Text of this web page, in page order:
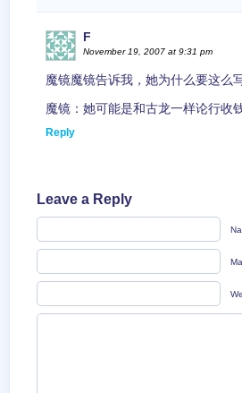
F
November 19, 2007 at 9:31 pm
魔镜魔镜告诉我，她为什么要这么
魔镜：她可能是和古龙一样论行收
Reply
Leave a Reply